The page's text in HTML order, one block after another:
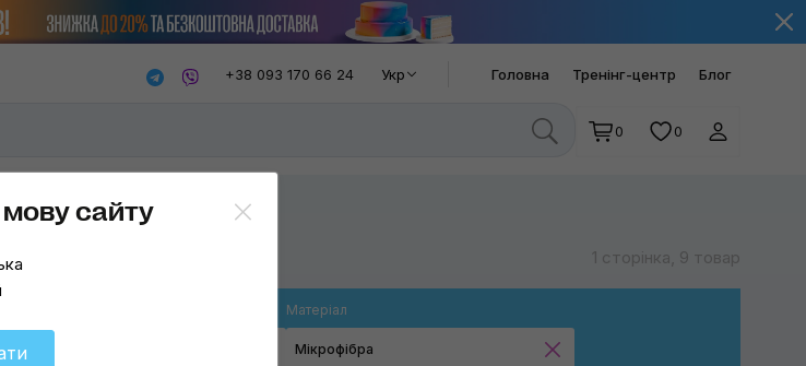
+38 093 170 66 24 Укр Головна Тренінг-центр Блог
0 0
1 сторінка, 9 товар
Мочалки для мийки
Матеріал
Мікрофібра
мову сайту